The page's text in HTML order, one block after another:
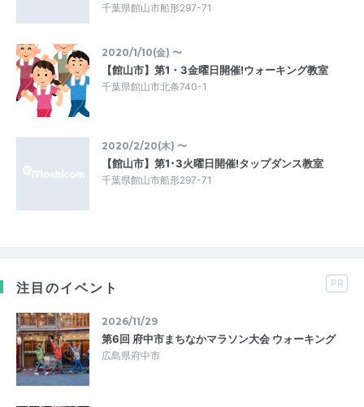
千葉県館山市船形297-71
2020/1/10(金) 〜
【館山市】第1・3金曜日開催!ウォーキング教室
千葉県館山市北条740-1
2020/2/20(木) 〜
【館山市】第1･3火曜日開催!タップダンス教室
千葉県館山市船形297-71
注目のイベント PR
2026/11/29
第6回 府中市まちなかマラソン大会 ウォーキング
広島県府中市